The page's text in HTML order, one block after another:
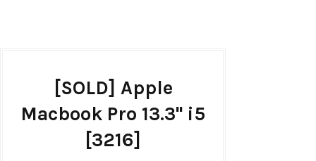
[SOLD] Apple
Macbook Pro 13.3'' i5
[3216]